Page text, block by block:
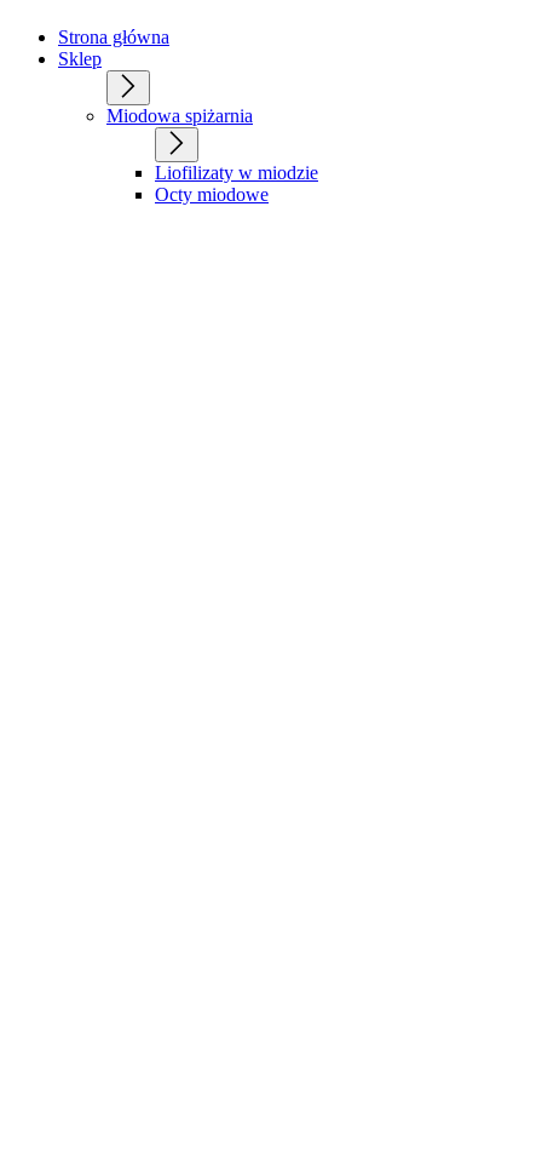
Strona główna
Sklep
Miodowa spiżarnia
Liofilizaty w miodzie
Octy miodowe